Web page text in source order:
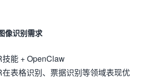
像识别需求
技能 + OpenClaw
在表格识别、票据识别等领域表现优